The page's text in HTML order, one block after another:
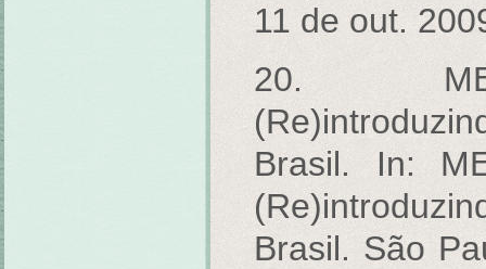
11 de out.
20.
Brasil. In:
Brasil. São